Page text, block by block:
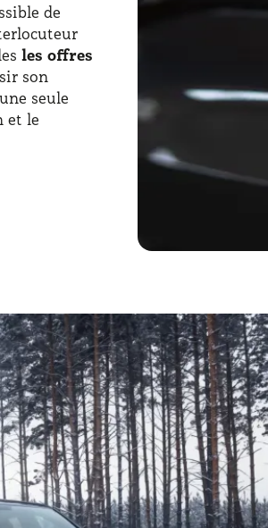
de
les offres
son
seule
et le
ne pas